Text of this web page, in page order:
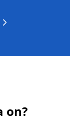
on?